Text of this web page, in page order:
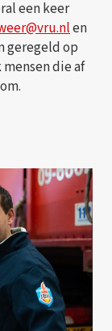
een keer
en
geregeld op
die af